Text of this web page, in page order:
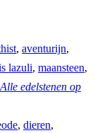
, aventurijn,
lazuli, maansteen,
Alle edelstenen op
, dieren,